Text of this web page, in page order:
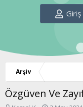
Giriş
Arşiv
Özgüven Ve